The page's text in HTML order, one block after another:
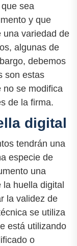
sea
y que
una variedad de
algunas de
debemos
son estas
no se modifica
de la firma.
digital
tendrán una
especie de
una
huella digital
la validez de
se utiliza
está utilizando
o